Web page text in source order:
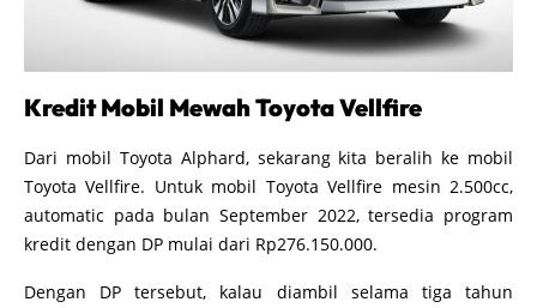
Kredit Mobil Mewah Toyota Vellfire
Dari mobil Toyota Alphard, sekarang kita beralih ke mobil
Toyota Vellfire. Untuk mobil Toyota Vellfire mesin 2.500cc,
automatic pada bulan September 2022, tersedia program
kredit dengan DP mulai dari Rp276.150.000.
Dengan DP tersebut, kalau diambil selama tiga tahun